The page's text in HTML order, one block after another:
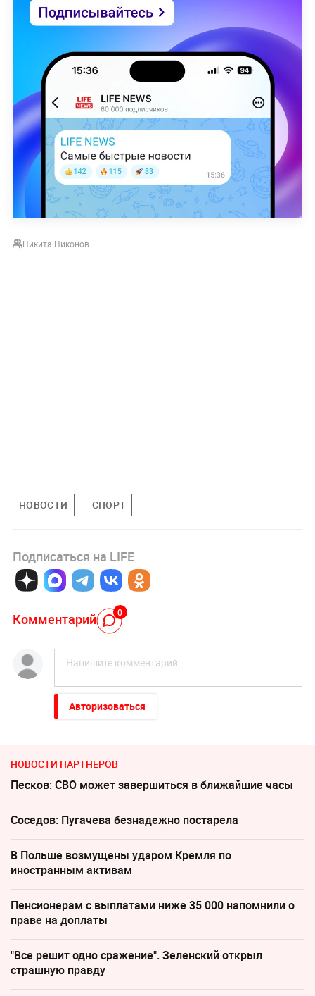
Никита Никонов
НОВОСТИ СПОРТ
Подписаться на LIFE
Комментарий 0
Авторизоваться
НОВОСТИ ПАРТНЕРОВ
Песков: СВО может завершиться в ближайшие часы
Соседов: Пугачева безнадежно постарела
В Польше возмущены ударом Кремля по
иностранным активам
Пенсионерам с выплатами ниже 35 000 напомнили о
праве на доплаты
"Все решит одно сражение". Зеленский открыл
страшную правду